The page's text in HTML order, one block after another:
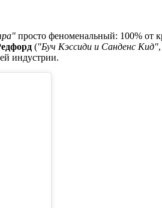
просто феноменальный: 100% от
("Буч Кэссиди и Санденс Кид",
индустрии.